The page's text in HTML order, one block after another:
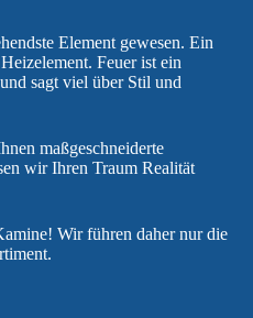
Element gewesen. Ein
Feuer ist ein
sagt viel über Stil und
maßgeschneiderte
wir Ihren Traum Realität
Wir führen daher nur die